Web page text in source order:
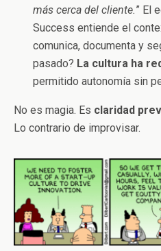
más cerca del cliente.” El
Success entiende el
comunica, documenta y
pasado? La cultura ha
permitido autonomía sin
No es magia. Es claridad
Lo contrario de improvisar.